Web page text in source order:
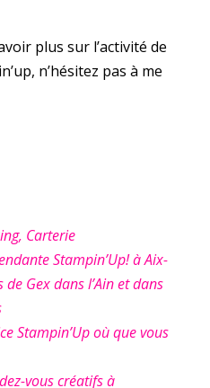
plus sur l’activité de
n’hésitez pas à me
Carterie
Stampin’Up! à Aix-
Gex dans l’Ain et dans
Stampin’Up où que vous
vous créatifs à